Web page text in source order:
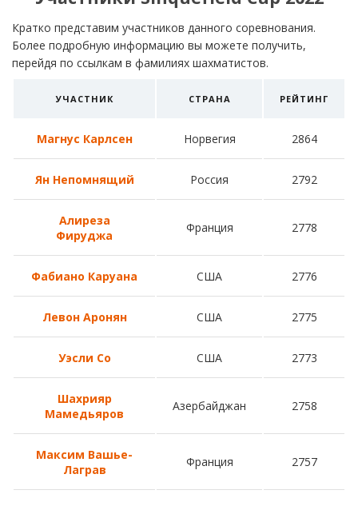
Кратко представим участников данного соревнования.
Более подробную информацию вы можете получить,
перейдя по ссылкам в фамилиях шахматистов.
УЧАСТНИК СТРАНА РЕЙТИНГ
Магнус Карлсен Норвегия 2864
Ян Непомнящий Россия 2792
Алиреза
Фируджа
Франция 2778
Фабиано Каруана США 2776
Левон Аронян США 2775
Уэсли Со США 2773
Шахрияр
Мамедьяров
Азербайджан 2758
Максим Вашье-
Лаграв
Франция 2757